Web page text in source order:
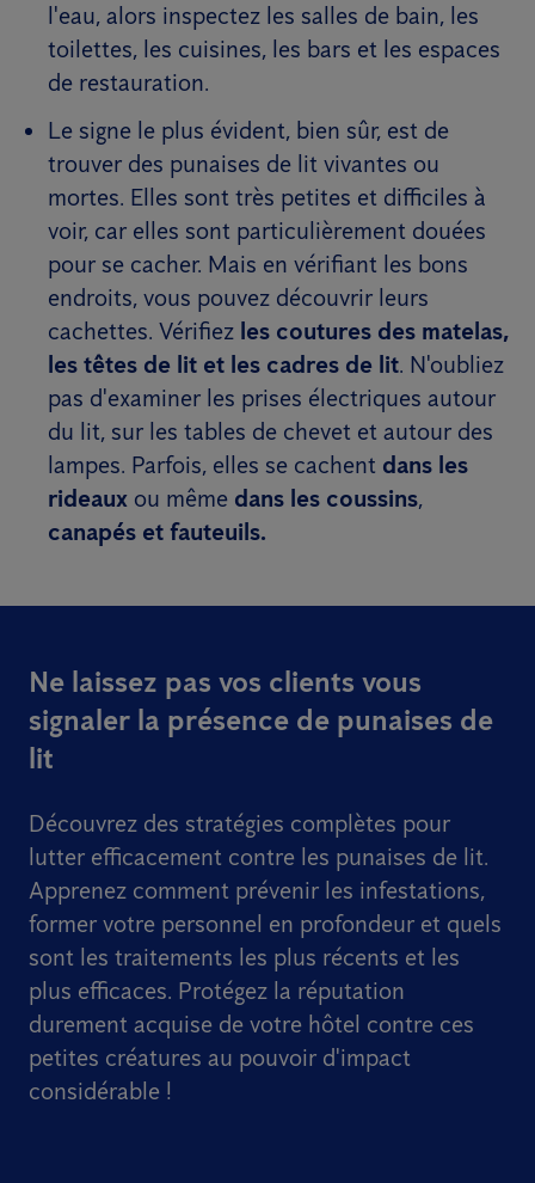
l'eau, alors inspectez les salles de bain, les
toilettes, les cuisines, les bars et les espaces
de restauration.
Le signe le plus évident, bien sûr, est de
trouver des punaises de lit vivantes ou
mortes. Elles sont très petites et difficiles à
voir, car elles sont particulièrement douées
pour se cacher. Mais en vérifiant les bons
endroits, vous pouvez découvrir leurs
cachettes. Vérifiez les coutures des matelas,
les têtes de lit et les cadres de lit. N'oubliez
pas d'examiner les prises électriques autour
du lit, sur les tables de chevet et autour des
lampes. Parfois, elles se cachent dans les
rideaux ou même dans les coussins,
canapés et fauteuils.
Ne laissez pas vos clients vous
signaler la présence de punaises de
lit
Découvrez des stratégies complètes pour
lutter efficacement contre les punaises de lit.
Apprenez comment prévenir les infestations,
former votre personnel en profondeur et quels
sont les traitements les plus récents et les
plus efficaces. Protégez la réputation
durement acquise de votre hôtel contre ces
petites créatures au pouvoir d'impact
considérable !